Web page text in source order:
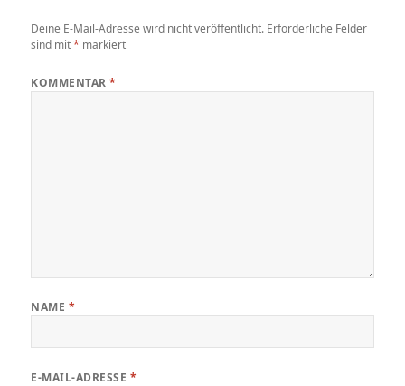
Deine E-Mail-Adresse wird nicht veröffentlicht. Erforderliche Felder
sind mit* markiert
KOMMENTAR*
NAME *
E-MAIL-ADRESSE *